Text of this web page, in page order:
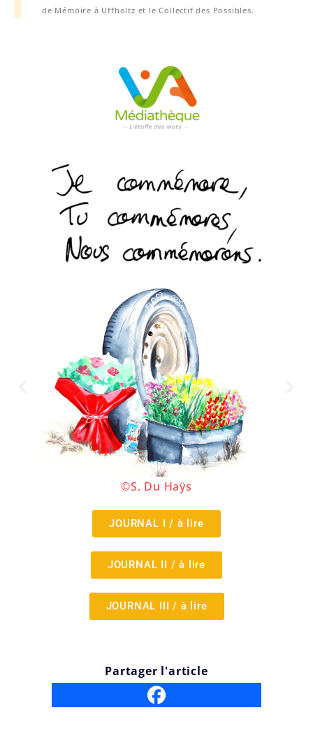
de Mémoire à Uffholtz et le Collectif des Possibles.
©S. Du Haÿs
JOURNAL I / à lire
JOURNAL II / à lire
JOURNAL III / à lire
Partager l'article